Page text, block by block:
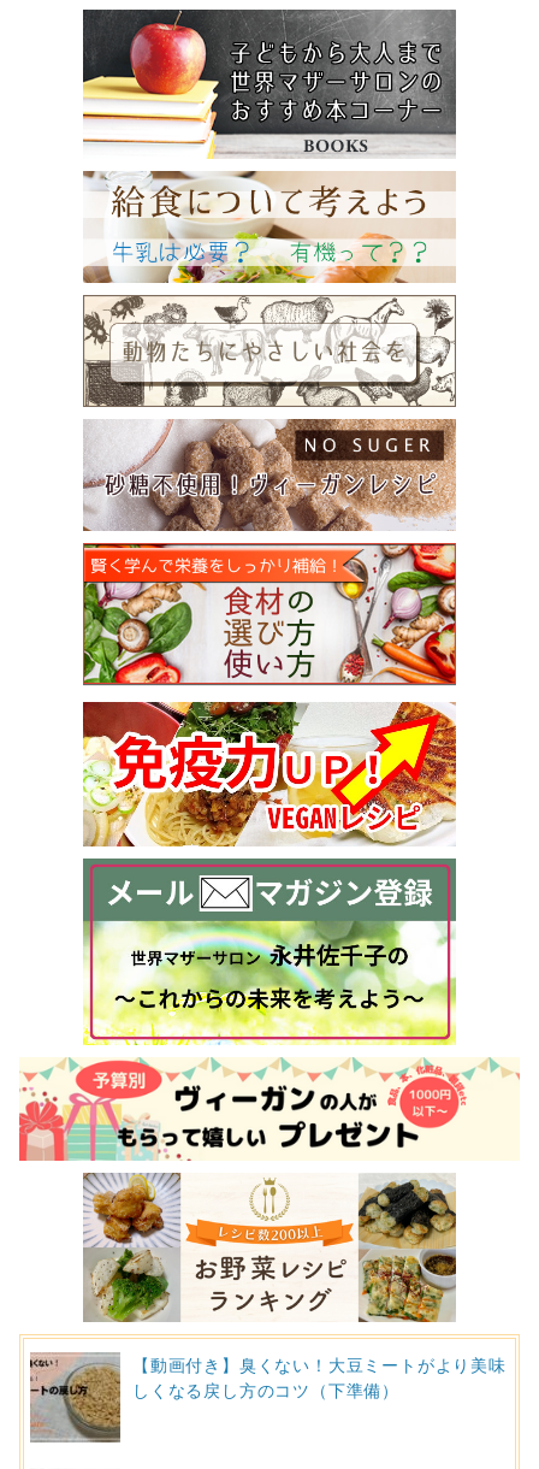
【動画付き】臭くない！大豆ミートがより美味
しくなる戻し方のコツ（下準備）